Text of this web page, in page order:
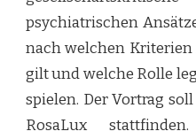
psychiatrischen
nach welchen
gilt und welche Rolle
spielen. Der Vortrag
RosaLux